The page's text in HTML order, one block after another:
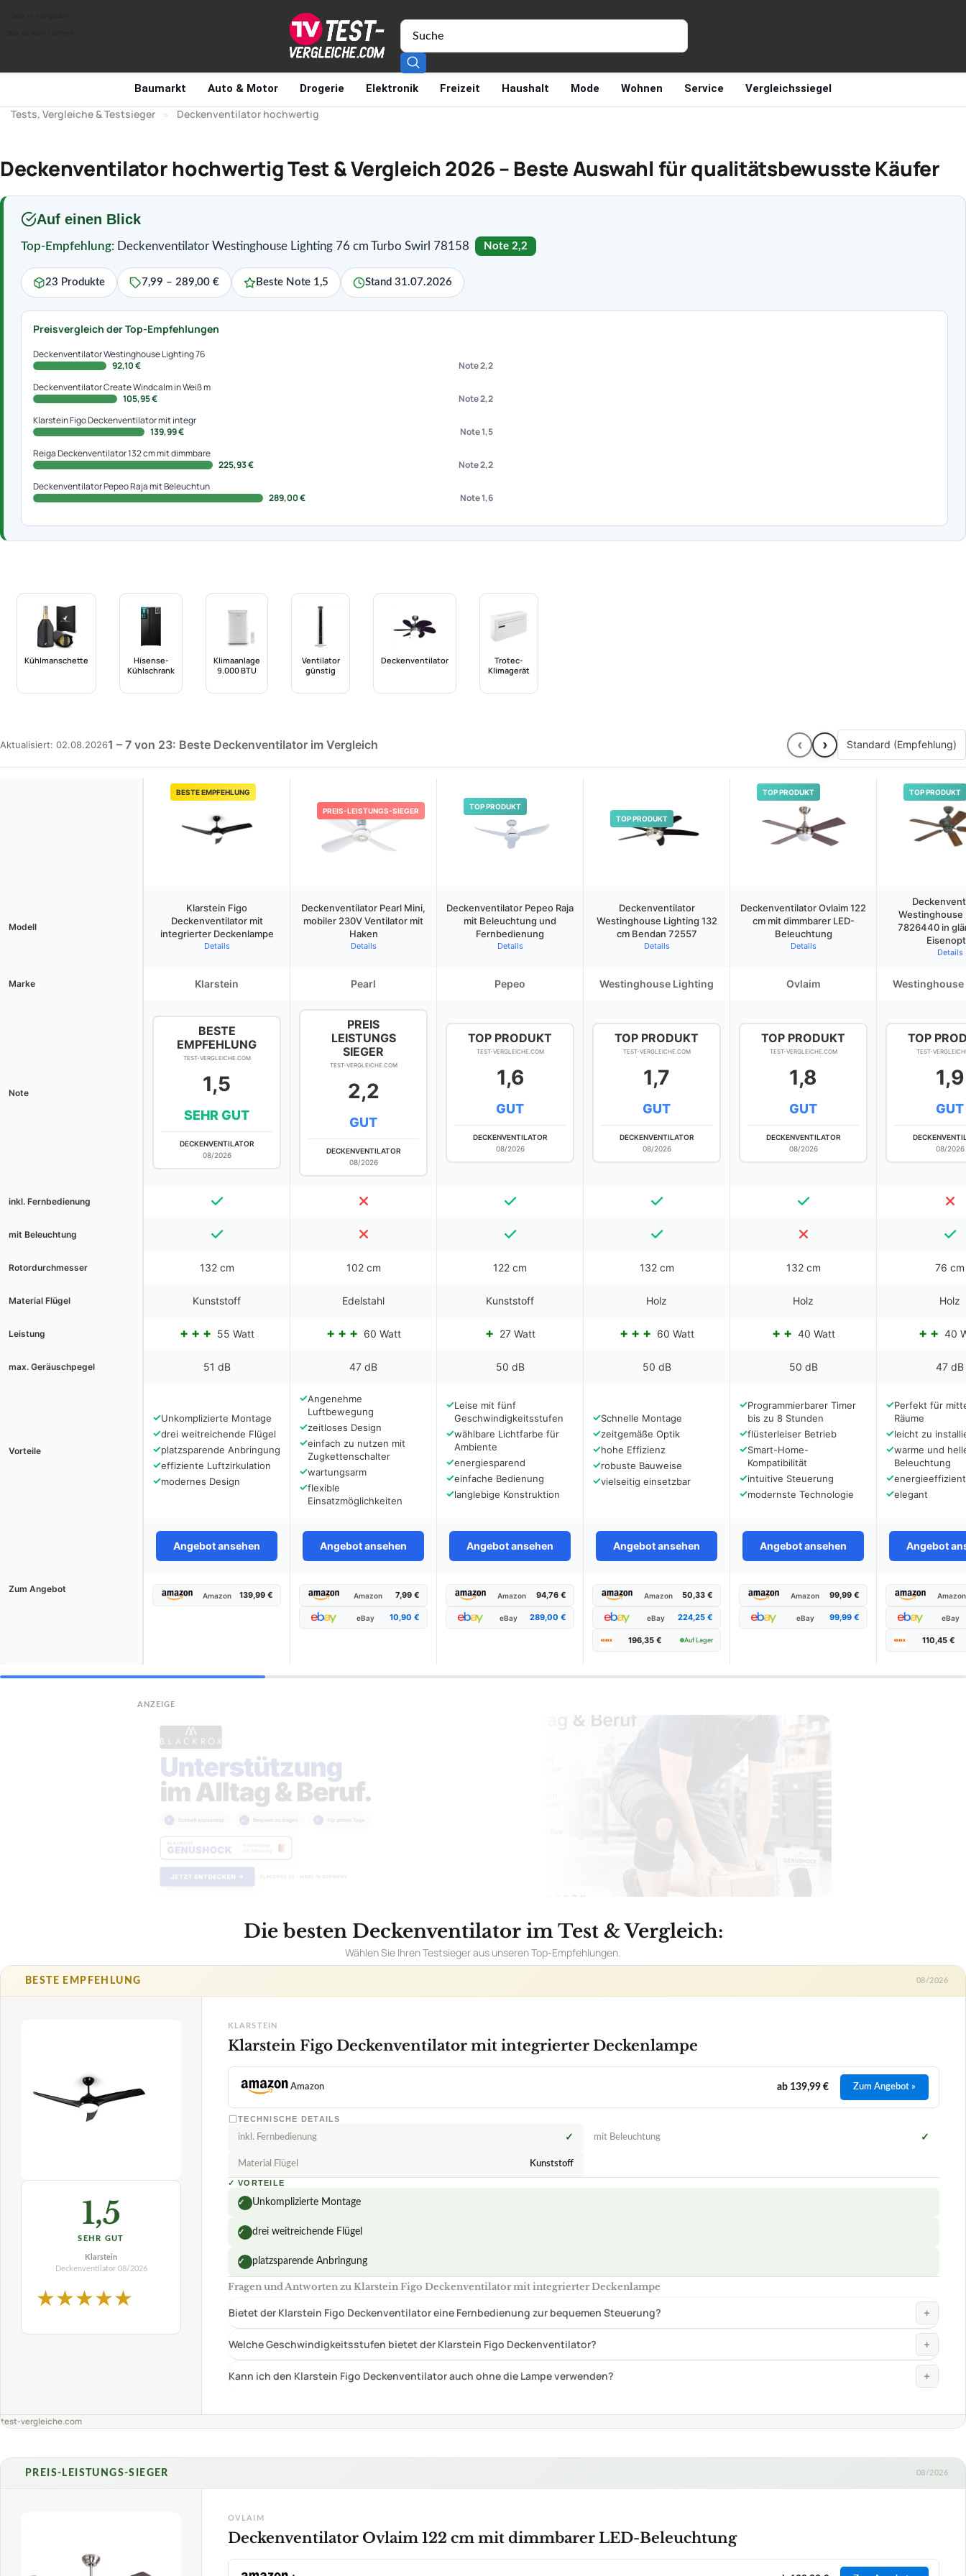
Baumarkt Auto & Motor Drogerie Elektronik Freizeit Haushalt Mode Wohnen Service Vergleichssiegel
Tests, Vergleiche & Testsieger » Deckenventilator hochwertig
Deckenventilator hochwertig Test & Vergleich 2026 – Beste Auswahl für qualitätsbewusste Käufer
Auf einen Blick
Top-Empfehlung: Deckenventilator Westinghouse Lighting 76 cm Turbo Swirl 78158 Note 2,2
23 Produkte 7,99 – 289,00 € Beste Note 1,5 Stand 31.07.2026
Preisvergleich der Top-Empfehlungen
Deckenventilator Westinghouse Lighting 76
92,10 €
Note 2,2
Deckenventilator Create Windcalm in Weiß m
105,95 €
Note 2,2
Klarstein Figo Deckenventilator mit integr
139,99 €
Note 1,5
Reiga Deckenventilator 132 cm mit dimmbare
225,93 €
Note 2,2
Deckenventilator Pepeo Raja mit Beleuchtun
289,00 €
Note 1,6
Kühlmanschette
Hisense-
Kühlschrank
Klimaanlage
9.000 BTU
Ventilator
günstig
Deckenventilator
Trotec-
Klimagerät
Aktualisiert: 02.08.20261 – 7 von 23: Beste Deckenventilator im Vergleich ‹ ›
BESTE EMPFEHLUNG
PREIS-LEISTUNGS-SIEGER
TOP PRODUKT
TOP PRODUKT
TOP PRODUKT TOP PRODUKT
Modell
Klarstein Figo
Deckenventilator mit
integrierter Deckenlampe
Details
Deckenventilator Pearl Mini,
mobiler 230V Ventilator mit
Haken
Details
Deckenventilator Pepeo Raja
mit Beleuchtung und
Fernbedienung
Details
Deckenventilator
Westinghouse Lighting 132
cm Bendan 72557
Details
Deckenventilator Ovlaim 122
cm mit dimmbarer LED-
Beleuchtung
Details
Westinghouse
7826440 in
Details
Marke Klarstein Pearl Pepeo Westinghouse Lighting Ovlaim
Note
BESTE
EMPFEHLUNG
TEST-VERGLEICHE.COM
1,5
SEHR GUT
DECKENVENTILATOR
08/2026
PREIS
LEISTUNGS
SIEGER
TEST-VERGLEICHE.COM
2,2
GUT
DECKENVENTILATOR
08/2026
TOP PRODUKT
TEST-VERGLEICHE.COM
1,6
GUT
DECKENVENTILATOR
08/2026
TOP PRODUKT
TEST-VERGLEICHE.COM
1,7
GUT
DECKENVENTILATOR
08/2026
TOP PRODUKT
TEST-VERGLEICHE.COM
1,8
GUT
DECKENVENTILATOR
08/2026
TOP
TEST-
1,9
GUT
08/2026
inkl. Fernbedienung
mit Beleuchtung
Rotordurchmesser 132 cm 102 cm 122 cm 132 cm 132 cm 76 cm
Material Flügel Kunststoff Edelstahl Kunststoff Holz Holz Holz
Leistung 55 Watt 60 Watt 27 Watt 60 Watt 40 Watt 40
max. Geräuschpegel 51 dB 47 dB 50 dB 50 dB 50 dB 47 dB
Vorteile
✓Unkomplizierte Montage
✓drei weitreichende Flügel
✓platzsparende Anbringung
✓effiziente Luftzirkulation
✓modernes Design
✓Angenehme
Luftbewegung
✓zeitloses Design
✓einfach zu nutzen mit
Zugkettenschalter
✓wartungsarm
✓flexible
Einsatzmöglichkeiten
✓Leise mit fünf
Geschwindigkeitsstufen
✓wählbare Lichtfarbe für
Ambiente
✓energiesparend
✓einfache Bedienung
✓langlebige Konstruktion
✓Schnelle Montage
✓zeitgemäße Optik
✓hohe Effizienz
✓robuste Bauweise
✓vielseitig einsetzbar
✓Programmierbarer Timer
bis zu 8 Stunden
✓flüsterleiser Betrieb
✓Smart-Home-
Kompatibilität
✓intuitive Steuerung
✓modernste Technologie
✓Perfekt für
Räume
✓leicht zu
✓warme und
Beleuchtung
✓energieeffizient
✓elegant
Angebot ansehen Angebot ansehen Angebot ansehen Angebot ansehen Angebot ansehen Angebot
Zum Angebot
Amazon 139,99 € Amazon 7,99 €
eBay 10,90 €
Amazon 94,76 €
eBay 289,00 €
Amazon 50,33 €
eBay 224,25 €
196,35 € Auf Lager
Amazon 99,99 €
eBay 99,99 €
Amazon
eBay
110,45 €
ANZEIGE
Die besten Deckenventilator im Test & Vergleich:
Wählen Sie Ihren Testsieger aus unseren Top-Empfehlungen.
BESTE EMPFEHLUNG 08/2026
1,5
SEHR GUT
Klarstein
Deckenventilator 08/2026
★★★★★
KLARSTEIN
Klarstein Figo Deckenventilator mit integrierter Deckenlampe
Amazon ab 139,99 € Zum Angebot »
TECHNISCHE DETAILS
inkl. Fernbedienung ✓ mit Beleuchtung ✓
Material Flügel Kunststoff
✓ VORTEILE
✓ Unkomplizierte Montage
✓ drei weitreichende Flügel
✓ platzsparende Anbringung
Fragen und Antworten zu Klarstein Figo Deckenventilator mit integrierter Deckenlampe
Bietet der Klarstein Figo Deckenventilator eine Fernbedienung zur bequemen Steuerung? +
Welche Geschwindigkeitsstufen bietet der Klarstein Figo Deckenventilator? +
Kann ich den Klarstein Figo Deckenventilator auch ohne die Lampe verwenden? +
test-vergleiche.com
PREIS-LEISTUNGS-SIEGER 08/2026
OVLAIM
Deckenventilator Ovlaim 122 cm mit dimmbarer LED-Beleuchtung